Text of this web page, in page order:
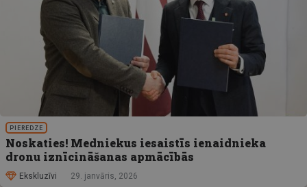
PIEREDZE
Noskaties! Medniekus iesaistīs ienaidnieka
dronu iznīcināšanas apmācībās
Ekskluzīvi 29. janvāris, 2026